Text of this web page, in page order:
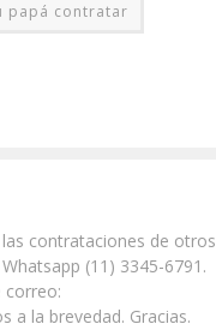
papá contratar
contrataciones de otros
(11) 3345-6791.
correo:
a la brevedad. Gracias.